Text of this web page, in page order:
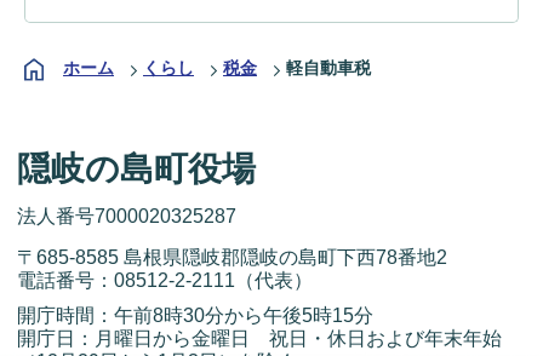
ホーム くらし 税金 軽自動車税
隠岐の島町役場
法人番号7000020325287
〒685-8585 島根県隠岐郡隠岐の島町下西78番地2
電話番号：08512-2-2111 （代表）
開庁時間：午前8時30分から午後5時15分
開庁日：月曜日から金曜日 祝日・休日および年末年始